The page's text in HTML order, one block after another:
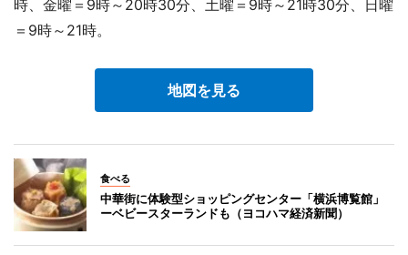
時、金曜＝9時～20時30分、土曜＝9時～21時30分、日曜
＝9時～21時。
地図を見る
食べる
中華街に体験型ショッピングセンター「横浜博覧館」
ーベビースターランドも（ヨコハマ経済新聞）